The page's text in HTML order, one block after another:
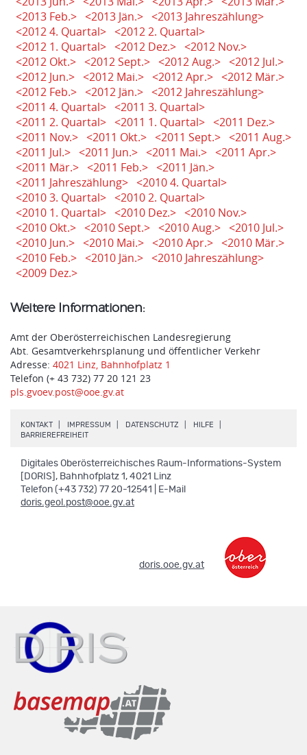
<2013 Feb.> <2013 Jän.> <2013 Jahreszählung>
<2012 4. Quartal> <2012 2. Quartal>
<2012 1. Quartal> <2012 Dez.> <2012 Nov.>
<2012 Okt.> <2012 Sept.> <2012 Aug.> <2012 Jul.>
<2012 Jun.> <2012 Mai.> <2012 Apr.> <2012 Mär.>
<2012 Feb.> <2012 Jän.> <2012 Jahreszählung>
<2011 4. Quartal> <2011 3. Quartal>
<2011 2. Quartal> <2011 1. Quartal> <2011 Dez.>
<2011 Nov.> <2011 Okt.> <2011 Sept.> <2011 Aug.>
<2011 Jul.> <2011 Jun.> <2011 Mai.> <2011 Apr.>
<2011 Mär.> <2011 Feb.> <2011 Jän.>
<2011 Jahreszählung> <2010 4. Quartal>
<2010 3. Quartal> <2010 2. Quartal>
<2010 1. Quartal> <2010 Dez.> <2010 Nov.>
<2010 Okt.> <2010 Sept.> <2010 Aug.> <2010 Jul.>
<2010 Jun.> <2010 Mai.> <2010 Apr.> <2010 Mär.>
<2010 Feb.> <2010 Jän.> <2010 Jahreszählung>
<2009 Dez.>
Weitere Informationen:
Amt der Oberösterreichischen Landesregierung
Abt. Gesamtverkehrsplanung und öffentlicher Verkehr
Adresse: 4021 Linz, Bahnhofplatz 1
Telefon (+ 43 732) 77 20 121 23
pls.gvoev.post@ooe.gv.at
KONTAKT IMPRESSUM DATENSCHUTZ HILFE
BARRIEREFREIHEIT.
Digitales Oberösterreichisches Raum-Informations-System
[DORIS], Bahnhofplatz 1, 4021 Linz
Telefon (+43 732) 77 20-12541 | E-Mail
doris.geol.post@ooe.gv.at
doris.ooe.gv.at.